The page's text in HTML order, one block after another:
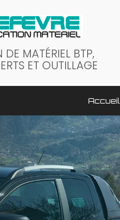
MATÉRIEL BTP,
ET OUTILLAGE
Accueil